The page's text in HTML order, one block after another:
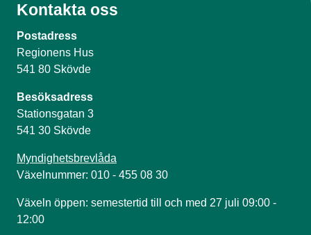
Kontakta oss
Postadress
Regionens Hus
541 80 Skövde
Besöksadress
Stationsgatan 3
541 30 Skövde
Myndighetsbrevlåda
Växelnummer: 010 - 455 08 30
Växeln öppen: semestertid till och med 27 juli 09:00 -
12:00